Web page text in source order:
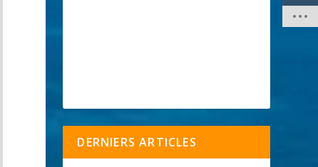
DERNIERS ARTICLES